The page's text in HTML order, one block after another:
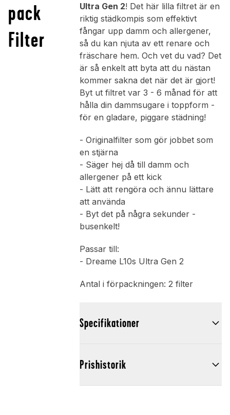
pack
Filter
Ultra Gen 2! Det här lilla filtret är en
riktig städkompis som effektivt
fångar upp damm och allergener,
så du kan njuta av ett renare och
fräschare hem. Och vet du vad? Det
är så enkelt att byta att du nästan
kommer sakna det när det är gjort!
Byt ut filtret var 3 - 6 månad för att
hålla din dammsugare i toppform -
för en gladare, piggare städning!
- Originalfilter som gör jobbet som
en stjärna
- Säger hej då till damm och
allergener på ett kick
- Lätt att rengöra och ännu lättare
att använda
- Byt det på några sekunder -
busenkelt!
Passar till:
- Dreame L10s Ultra Gen 2
Antal i förpackningen: 2 filter
Specifikationer
Prishistorik